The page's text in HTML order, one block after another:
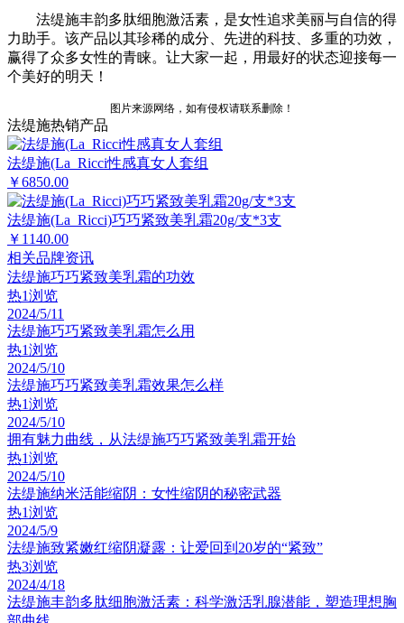
法缇施丰韵多肽细胞激活素，是女性追求美丽与自信的得
力助手。该产品以其珍稀的成分、先进的科技、多重的功效，
赢得了众多女性的青睐。让大家一起，用最好的状态迎接每一
个美好的明天！
图片来源网络，如有侵权请联系删除！
法缇施热销产品
法缇施(La_Ricci性感真女人套组
￥6850.00
法缇施(La_Ricci)巧巧紧致美乳霜20g/支*3支
￥1140.00
相关品牌资讯
法缇施巧巧紧致美乳霜的功效
热1浏览
2024/5/11
法缇施巧巧紧致美乳霜怎么用
热1浏览
2024/5/10
法缇施巧巧紧致美乳霜效果怎么样
热1浏览
2024/5/10
拥有魅力曲线，从法缇施巧巧紧致美乳霜开始
热1浏览
2024/5/10
法缇施纳米活能缩阴：女性缩阴的秘密武器
热1浏览
2024/5/9
法缇施致紧嫩红缩阴凝露：让爱回到20岁的“紧致”
热3浏览
2024/4/18
法缇施丰韵多肽细胞激活素：科学激活乳腺潜能，塑造理想胸